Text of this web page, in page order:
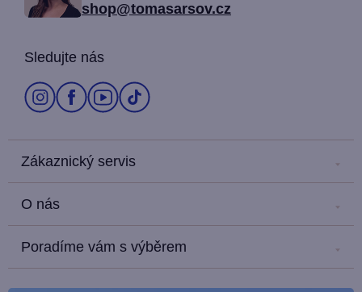
shop@tomasarsov.cz
Sledujte nás
Zákaznický servis
Doprava a platba
Obchodní podmínky
O nás
Poradíme vám s výběrem